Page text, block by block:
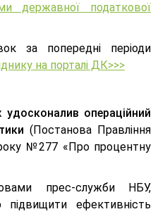
державної податкової
за попередні періоди
на порталі ДК>>>
удосконалив операційний
(Постанова Правління
№277 «Про процентну
прес-служби НБУ,
підвищити ефективність